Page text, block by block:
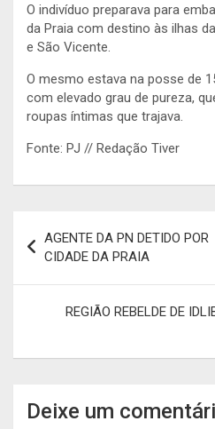
O indivíduo preparava para
da Praia com destino às ilhas
e São Vicente.
O mesmo estava na posse de
com elevado grau de pureza,
roupas íntimas que trajava.
Fonte: PJ // Redação Tiver
de
artigos
AGENTE DA PN DETIDO
CIDADE DA PRAIA
REGIÃO REBELDE DE
Deixe um